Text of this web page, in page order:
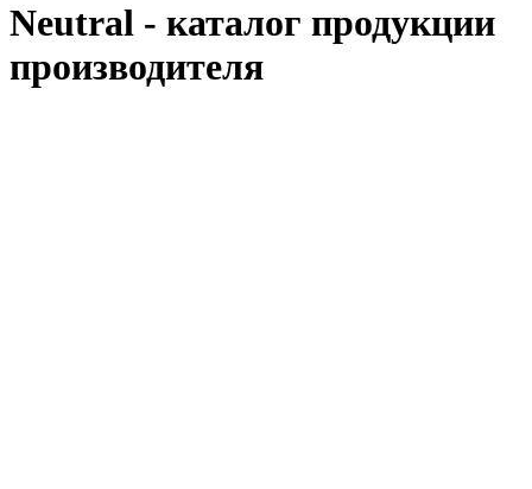
Neutral - каталог продукции
производителя